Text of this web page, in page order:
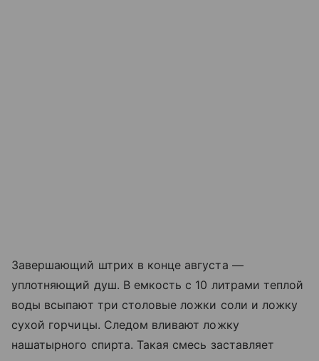
Завершающий штрих в конце августа —
уплотняющий душ. В емкость с 10 литрами теплой
воды всыпают три столовые ложки соли и ложку
сухой горчицы. Следом вливают ложку
нашатырного спирта. Такая смесь заставляет